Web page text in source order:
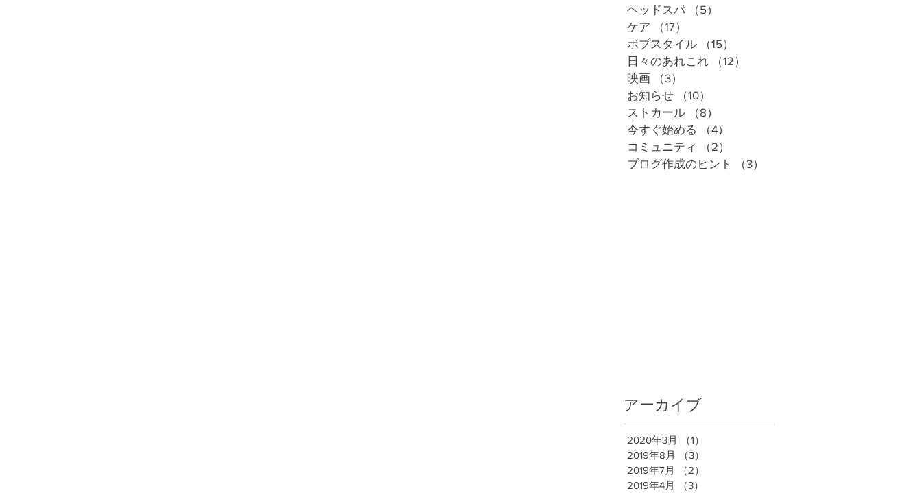
ヘッドスパ
（5）
ケア
（17）
ボブスタイル
（15）
日々のあれこれ
（12）
映画
（3）
お知らせ
（10）
ストカール
（8）
今すぐ始める
（4）
コミュニティ
（2）
ブログ作成のヒント
（3）
アーカイブ
2020年3月 （1）
2019年8月
（3）
2019年7月
（2）
2019年4月
（3）